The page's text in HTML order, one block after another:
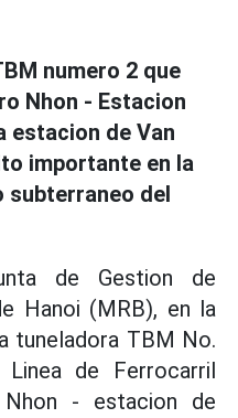
numero 2 que
Nhon - Estacion
estacion de Van
importante en la
del
de Gestion de
Hanoi (MRB), en la
tuneladora TBM No.
de Ferrocarril
- estacion de